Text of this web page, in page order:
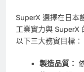
SuperX 選擇在日本
工業實力與 SuperX
以下三大務實目標：
製造品質：